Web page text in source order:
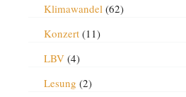
Klimawandel (62)
Konzert(11)
LBV(4)
Lesung (2)